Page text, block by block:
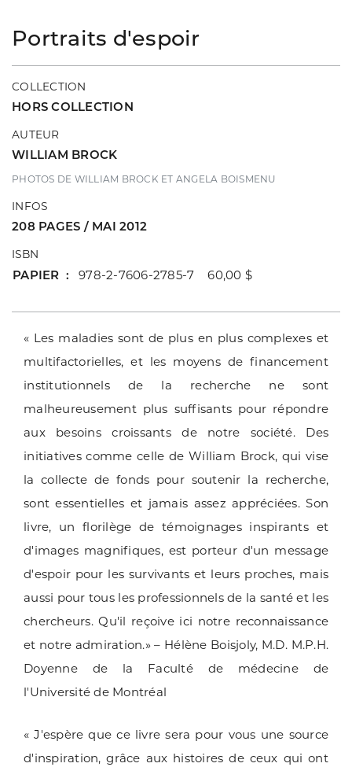
Portraits d'espoir
COLLECTION
HORS COLLECTION
AUTEUR
WILLIAM BROCK
PHOTOS DE WILLIAM BROCK ET ANGELA BOISMENU
INFOS
208 PAGES / MAI 2012
ISBN
PAPIER 978-2-7606-2785-7 60,00 $
« Les maladies sont de plus en plus complexes et
multifactorielles, et les moyens de financement
institutionnels de la recherche ne sont
malheureusement plus suffisants pour répondre
aux besoins croissants de notre société. Des
initiatives comme celle de William Brock, qui vise
la collecte de fonds pour soutenir la recherche,
sont essentielles et jamais assez appréciées. Son
livre, un florilège de témoignages inspirants et
d'images magnifiques, est porteur d'un message
d'espoir pour les survivants et leurs proches, mais
aussi pour tous les professionnels de la santé et les
chercheurs. Qu'il reçoive ici notre reconnaissance
et notre admiration.» – Hélène Boisjoly, M.D. M.P.H.
Doyenne de la Faculté de médecine de
l'Université de Montréal
« J'espère que ce livre sera pour vous une source
d'inspiration, grâce aux histoires de ceux qui ont